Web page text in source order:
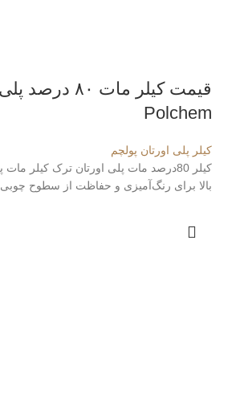
قیمت کیلر مات ۸۰
Polchem
کیلر پلی اورتان پولچم
کیلر 80درصد مات پلی اورتان ترک کیلر
بالا برای رنگ‌آمیزی و حفاظت از سطوح چوبی